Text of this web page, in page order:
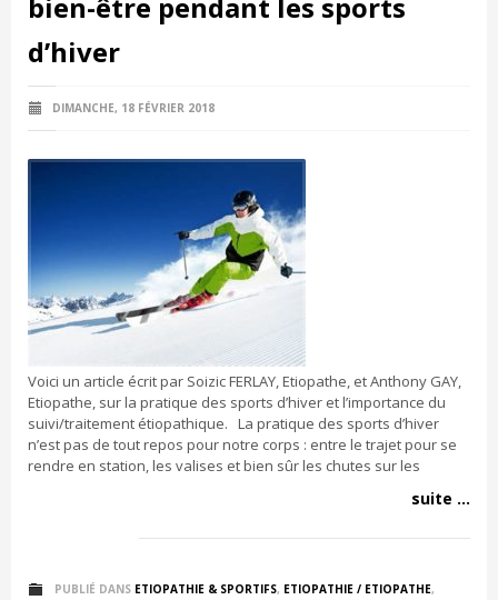
d’hiver
DIMANCHE, 18 FÉVRIER 2018
Voici un article écrit par Soizic FERLAY, Etiopathe, et Anthony GAY,
Etiopathe, sur la pratique des sports d’hiver et l’importance du
suivi/traitement étiopathique. La pratique des sports d’hiver
n’est pas de tout repos pour notre corps : entre le trajet pour se
rendre en station, les valises et bien sûr les chutes sur les
suite ...
PUBLIÉ DANS ETIOPATHIE & SPORTIFS, ETIOPATHIE / ETIOPATHE,